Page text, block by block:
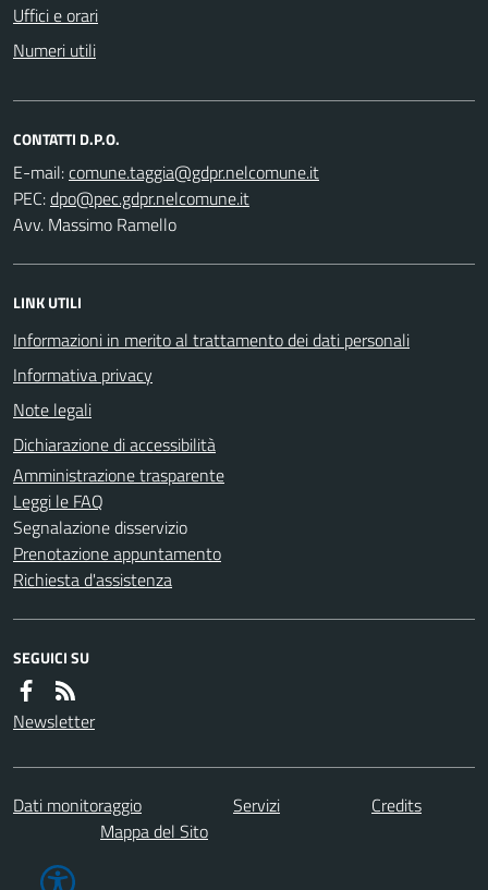
Uffici e orari
Numeri utili
CONTATTI D.P.O.
E-mail:
PEC:
Avv. Massimo Ramello
LINK UTILI
Informazioni in merito al trattamento dei dati personali
Informativa privacy
Note legali
Dichiarazione di accessibilità
Amministrazione trasparente
Leggi le FAQ
Segnalazione disservizio
Prenotazione appuntamento
Richiesta d'assistenza
SEGUICI SU
Newsletter
Dati monitoraggio Servizi
Credits
Mappa del Sito